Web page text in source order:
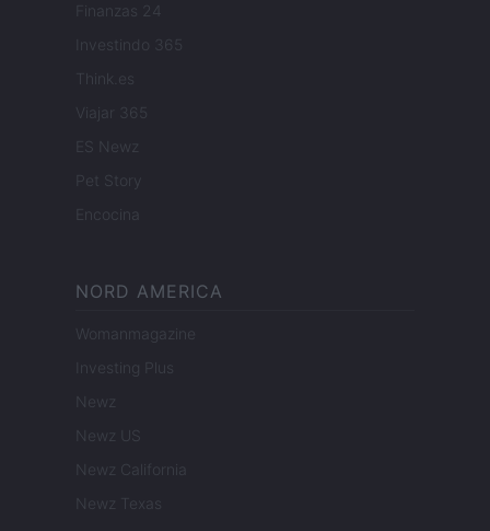
Finanzas 24
Investindo 365
Think.es
Viajar 365
ES Newz
Pet Story
Encocina
NORD AMERICA
Womanmagazine
Investing Plus
Newz
Newz US
Newz California
Newz Texas